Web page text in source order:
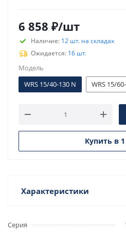
6 858 ₽/шт
Наличие: 12 шт. на складах
Ожидается: 16 шт.
Модель
WRS 15/40-130 N
WRS 15/
Купить в
Характеристики
Серия